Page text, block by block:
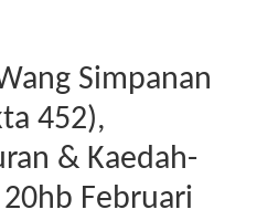
Simpanan
452),
& Kaedah-
Februari